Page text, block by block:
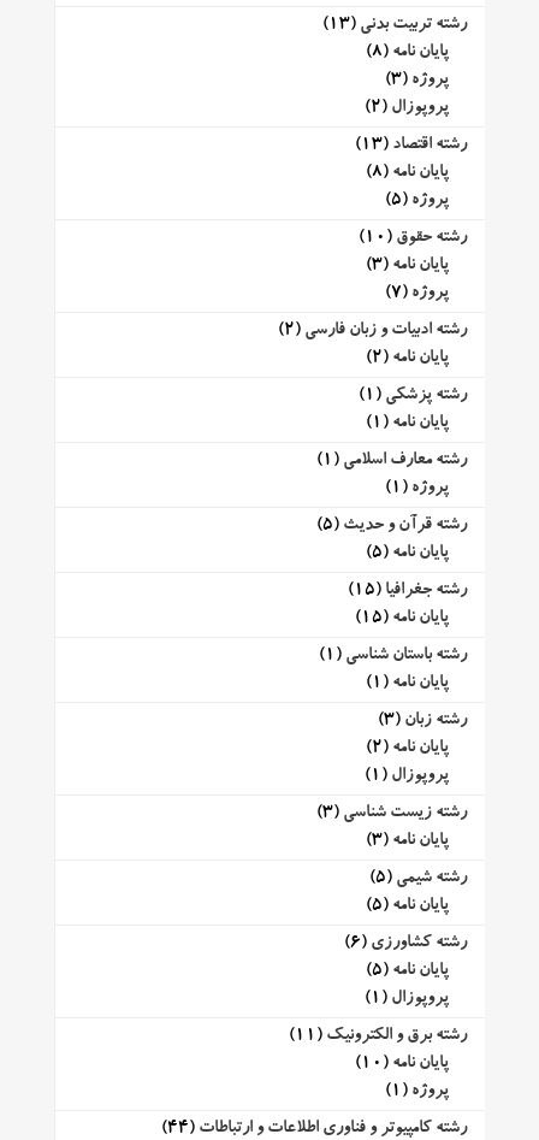
رشته تربیت بدنی (13)
پایان نامه (8)
پروژه (3)
پروپوزال (2)
رشته اقتصاد (13)
پایان نامه (8)
پروژه (5)
رشته حقوق (10)
پایان نامه (3)
پروژه (7)
رشته ادبیات و زبان فارسی (2)
پایان نامه (2)
رشته پزشکی (1)
پایان نامه (1)
رشته معارف اسلامی (1)
پروژه (1)
رشته قرآن و حدیث (5)
پایان نامه (5)
رشته جغرافیا (15)
پایان نامه (15)
رشته باستان شناسی (1)
پایان نامه (1)
رشته زبان (3)
پایان نامه (2)
پروپوزال (1)
رشته زیست شناسی (3)
پایان نامه (3)
رشته شیمی (5)
پایان نامه (5)
رشته کشاورزی (6)
پایان نامه (5)
پروپوزال (1)
رشته برق و الکترونیک (11)
پایان نامه (10)
پروژه (1)
رشته کامپیوتر و فناوری اطلاعات و ارتباطات (44)